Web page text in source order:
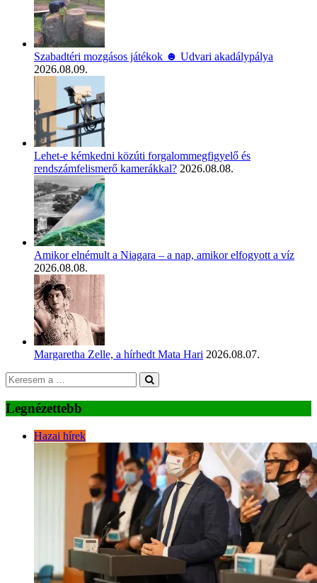
Szabadtéri mozgásos játékok ☻ Udvari akadálypálya
2026.08.09.
Lehet-e kémkedni közúti forgalommegfigyelő és
rendszámfelismerő kamerákkal? 2026.08.08.
Amikor elnémult a Niagara – a nap, amikor elfogyott a víz
2026.08.08.
Margaretha Zelle, a hírhedt Mata Hari 2026.08.07.
Legnézettebb
Hazai hírek